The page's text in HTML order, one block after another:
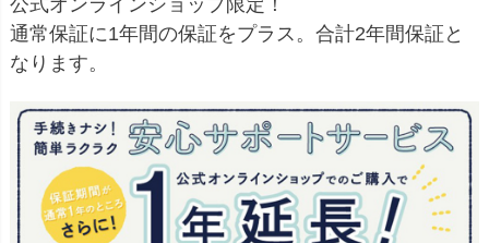
公式オンラインショップ限定！
通常保証に1年間の保証をプラス。合計2年間保証と
なります。